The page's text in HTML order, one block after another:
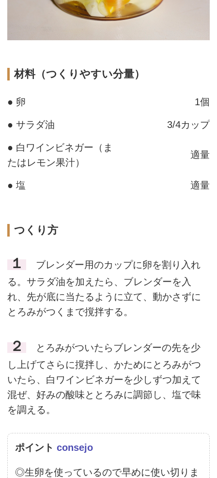
材料（つくりやすい分量）
● 卵 1個
● サラダ油 3/4カップ
● 白ワインビネガー（ま
たはレモン果汁）
適量
● 塩 適量
つくり方
１
ブレンダー用のカップに卵を割り入れ
る。サラダ油を加えたら、ブレンダーを入
れ、先が底に当たるように立て、動かさずに
とろみがつくまで撹拌する。
２
とろみがついたらブレンダーの先を少
し上げてさらに撹拌し、かためにとろみがつ
いたら、白ワインビネガーを少しずつ加えて
混ぜ、好みの酸味ととろみに調節し、塩で味
を調える。
ポイント consejo
◎生卵を使っているので早めに使い切りま